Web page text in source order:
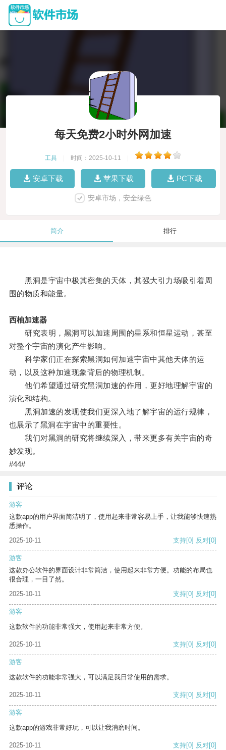
每天免费2小时外网加速
工具 时间：2025-10-11
安卓下载 苹果下载 PC下载
安卓市场，安全绿色
简介 排行
黑洞是宇宙中极其密集的天体，其强大引力场吸引着周
围的物质和能量。
西柚加速器
研究表明，黑洞可以加速周围的星系和恒星运动，甚至
对整个宇宙的演化产生影响。
科学家们正在探索黑洞如何加速宇宙中其他天体的运
动，以及这种加速现象背后的物理机制。
他们希望通过研究黑洞加速的作用，更好地理解宇宙的
演化和结构。
黑洞加速的发现使我们更深入地了解宇宙的运行规律，
也展示了黑洞在宇宙中的重要性。
我们对黑洞的研究将继续深入，带来更多有关宇宙的奇
妙发现。
#44#
评论
游客
这款app的用户界面简洁明了，使用起来非常容易上手，让我能够快速熟
悉操作。
2025-10-11
支持[0] 反对[0]
游客
这款办公软件的界面设计非常简洁，使用起来非常方便。功能的布局也
很合理，一目了然。
2025-10-11
支持[0] 反对[0]
游客
这款软件的功能非常强大，使用起来非常方便。
2025-10-11 支持[0] 反对[0]
游客
这款软件的功能非常强大，可以满足我日常使用的需求。
2025-10-11 支持[0] 反对[0]
游客
这款app的游戏非常好玩，可以让我消磨时间。
2025-10-11 支持[0] 反对[0]